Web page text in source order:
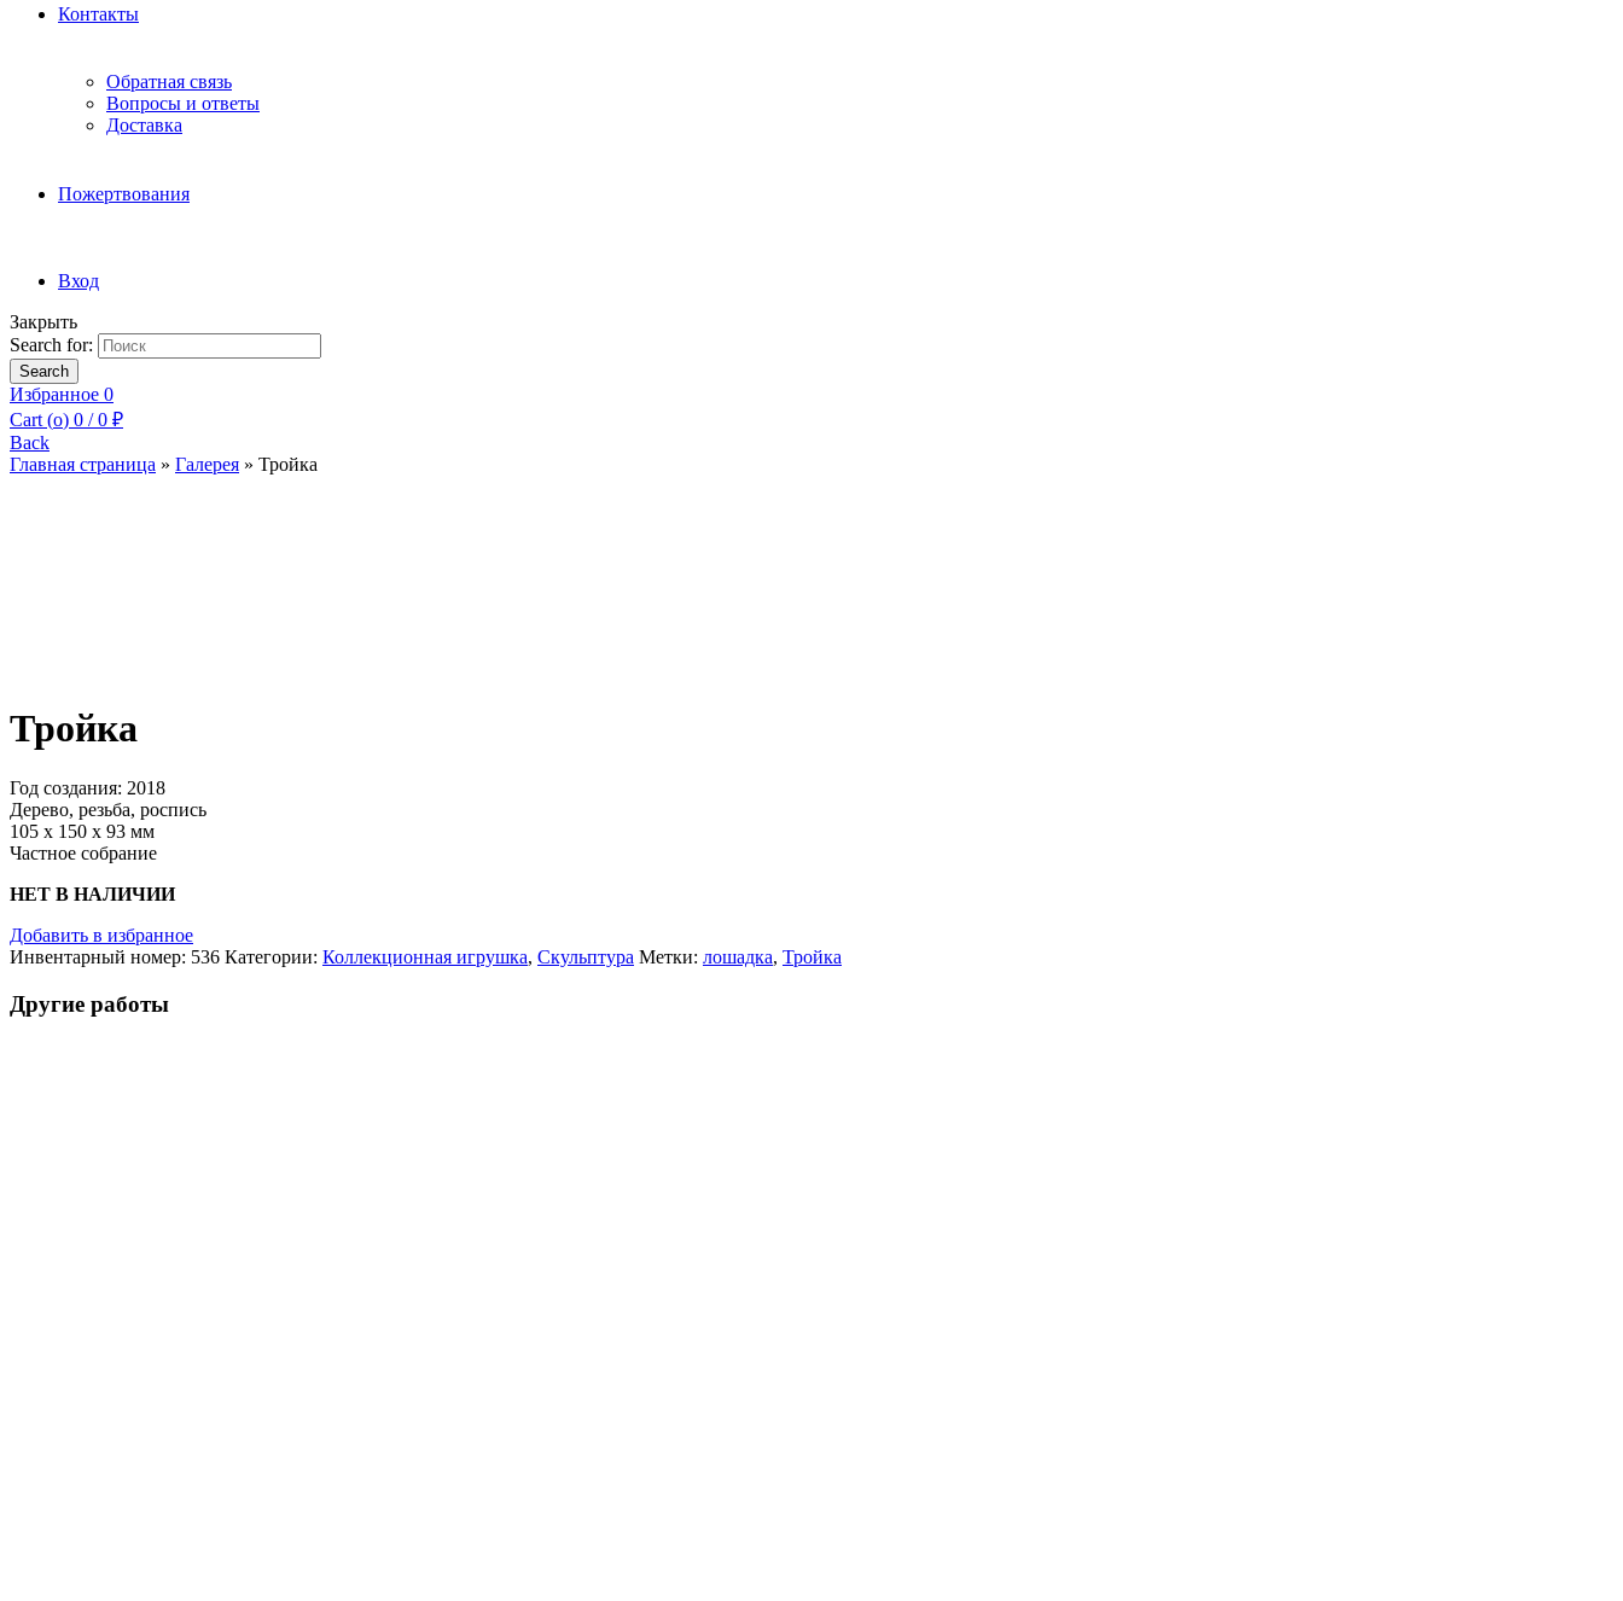
Контакты
Обратная связь
Вопросы и ответы
Доставка
Пожертвования
Вход
Закрыть
Search for:
Search
Избранное 0
Cart (o) 0 / 0 ₽
Back
Главная страница » Галерея » Тройка
Тройка
Год создания: 2018
Дерево, резьба, роспись
105 х 150 х 93 мм
Частное собрание
НЕТ В НАЛИЧИИ
Добавить в избранное
Инвентарный номер: 536 Категории: Коллекционная игрушка, Скульптура Метки: лошадка, Тройка
Другие работы